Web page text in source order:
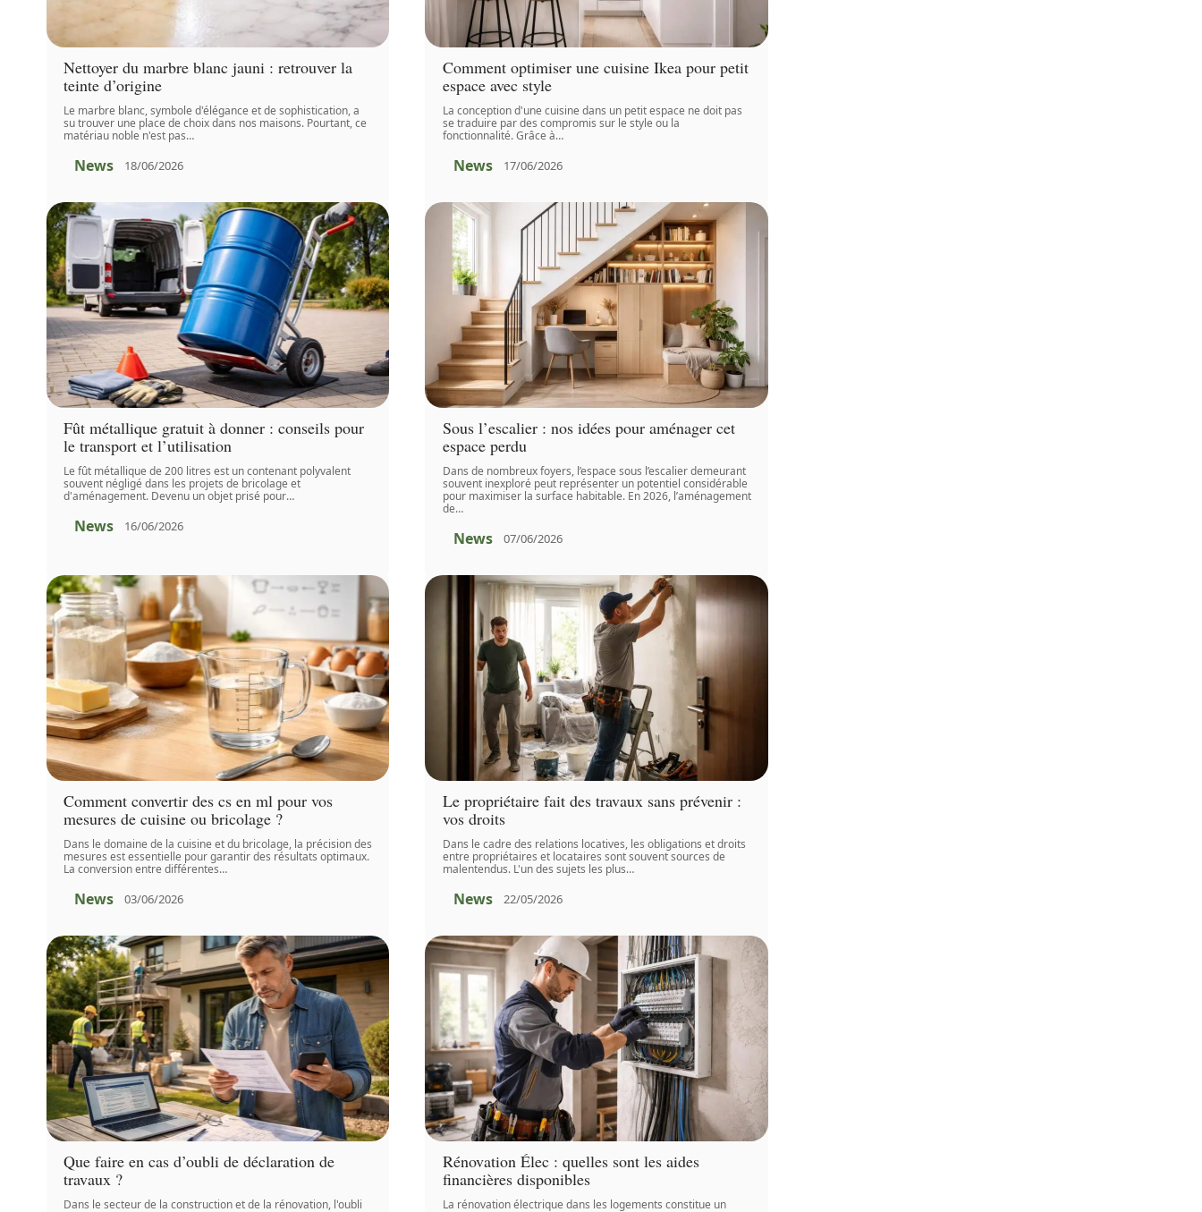
Nettoyer du marbre blanc jauni : retrouver la
teinte d’origine
Le marbre blanc, symbole d'élégance et de sophistication, a
su trouver une place de choix dans nos maisons. Pourtant, ce
matériau noble n'est pas…
News 18/06/2026
Comment optimiser une cuisine Ikea pour petit
espace avec style
La conception d'une cuisine dans un petit espace ne doit pas
se traduire par des compromis sur le style ou la
fonctionnalité. Grâce à…
News 17/06/2026
Fût métallique gratuit à donner : conseils pour
le transport et l’utilisation
Le fût métallique de 200 litres est un contenant polyvalent
souvent négligé dans les projets de bricolage et
d'aménagement. Devenu un objet prisé pour…
News 16/06/2026
Sous l’escalier : nos idées pour aménager cet
espace perdu
Dans de nombreux foyers, l’espace sous l’escalier demeurant
souvent inexploré peut représenter un potentiel considérable
pour maximiser la surface habitable. En 2026, l’aménagement
de…
News 07/06/2026
Comment convertir des cs en ml pour vos
mesures de cuisine ou bricolage ?
Dans le domaine de la cuisine et du bricolage, la précision des
mesures est essentielle pour garantir des résultats optimaux.
La conversion entre différentes…
News 03/06/2026
Le propriétaire fait des travaux sans prévenir :
vos droits
Dans le cadre des relations locatives, les obligations et droits
entre propriétaires et locataires sont souvent sources de
malentendus. L'un des sujets les plus…
News 22/05/2026
Que faire en cas d’oubli de déclaration de
travaux ?
Dans le secteur de la construction et de la rénovation, l'oubli
Rénovation Élec : quelles sont les aides
financières disponibles
La rénovation électrique dans les logements constitue un